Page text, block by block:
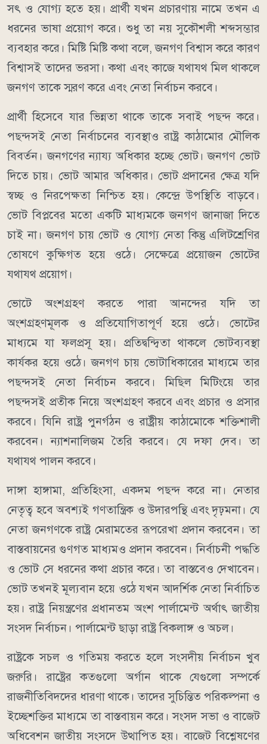
সৎ ও যোগ্য হতে হয়। প্রার্থী যখন প্রচারণায় নামে তখন এ
ধরনের ভাষা প্রয়োগ করে। শুধু তা নয় সুকৌশলী শব্দসম্ভার
ব্যবহার করে। মিষ্টি মিষ্টি কথা বলে, জনগণ বিশ্বাস করে কারণ
বিশ্বাসই তাদের ভরসা। কথা এবং কাজে যথাযথ মিল থাকলে
জনগণ তাকে স্মরণ করে এবং নেতা নির্বাচন করবে।
প্রার্থী হিসেবে যার ভিন্নতা থাকে তাকে সবাই পছন্দ করে।
পছন্দসই নেতা নির্বাচনের ব্যবস্থাও রাষ্ট্র কাঠামোর মৌলিক
বিবর্তন। জনগণের ন্যায্য অধিকার হচ্ছে ভোট। জনগণ ভোট
দিতে চায়। ভোট আমার অধিকার। ভোট প্রদানের ক্ষেত্র যদি
স্বচ্ছ ও নিরপেক্ষতা নিশ্চিত হয়। কেন্দ্রে উপস্থিতি বাড়বে।
ভোট বিপ্লবের মতো একটি মাধ্যমকে জনগণ জানাজা দিতে
চাই না। জনগণ চায় ভোট ও যোগ্য নেতা কিন্তু এলিটশ্রেণির
তোষণে কুক্ষিগত হয়ে ওঠে। সেক্ষেত্রে প্রয়োজন ভোটের
যথাযথ প্রয়োগ।
ভোটে অংশগ্রহণ করতে পারা আনন্দের যদি তা
অংশগ্রহণমূলক ও প্রতিযোগিতাপূর্ণ হয়ে ওঠে। ভোটের
মাধ্যমে যা ফলপ্রসূ হয়। প্রতিদ্বন্দ্বিতা থাকলে ভোটব্যবস্থা
কার্যকর হয়ে ওঠে। জনগণ চায় ভোটাধিকারের মাধ্যমে তার
পছন্দসই নেতা নির্বাচন করবে। মিছিল মিটিংয়ে তার
পছন্দসই প্রতীক নিয়ে অংশগ্রহণ করবে এবং প্রচার ও প্রসার
করবে। যিনি রাষ্ট্র পুনর্গঠন ও রাষ্ট্রীয় কাঠামোকে শক্তিশালী
করবেন। ন্যাশনালিজম তৈরি করবে। যে দফা দেব। তা
যথাযথ পালন করবে।
দাঙ্গা হাঙ্গামা, প্রতিহিংসা, একদম পছন্দ করে না। নেতার
নেতৃত্ব হবে অবশ্যই গণতান্ত্রিক ও উদারপন্থি এবং দৃঢ়মনা। যে
নেতা জনগণকে রাষ্ট্র মেরামতের রূপরেখা প্রদান করবেন। তা
বাস্তবায়নের গুণগত মাধ্যমও প্রদান করবেন। নির্বাচনী পদ্ধতি
ও ভোট সে ধরনের কথা প্রচার করে। তা বাস্তবেও দেখাবেন।
ভোট তখনই মূল্যবান হয়ে ওঠে যখন আদর্শিক নেতা নির্বাচিত
হয়। রাষ্ট্র নিয়ন্ত্রণের প্রধানতম অংশ পার্লামেন্ট অর্থাৎ জাতীয়
সংসদ নির্বাচন। পার্লামেন্ট ছাড়া রাষ্ট্র বিকলাঙ্গ ও অচল।
রাষ্ট্রকে সচল ও গতিময় করতে হলে সংসদীয় নির্বাচন খুব
জরুরি। রাষ্ট্রের কতগুলো অর্গান থাকে যেগুলো সম্পর্কে
রাজনীতিবিদদের ধারণা থাকে। তাদের সুচিন্তিত পরিকল্পনা ও
ইচ্ছেশক্তির মাধ্যমে তা বাস্তবায়ন করে। সংসদ সভা ও বাজেট
অধিবেশন জাতীয় সংসদে উত্থাপিত হয়। বাজেট বিশ্লেষণের